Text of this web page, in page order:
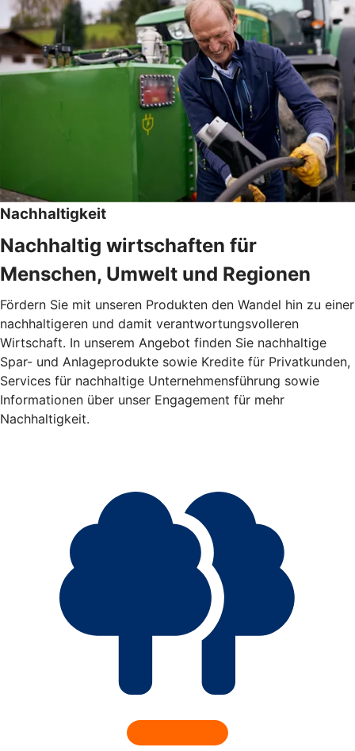
Nachhaltigkeit
Nachhaltig wirtschaften für
Menschen, Umwelt und Regionen
Fördern Sie mit unseren Produkten den Wandel hin zu einer
nachhaltigeren und damit verantwortungsvolleren
Wirtschaft. In unserem Angebot finden Sie nachhaltige
Spar- und Anlageprodukte sowie Kredite für Privatkunden,
Services für nachhaltige Unternehmensführung sowie
Informationen über unser Engagement für mehr
Nachhaltigkeit.